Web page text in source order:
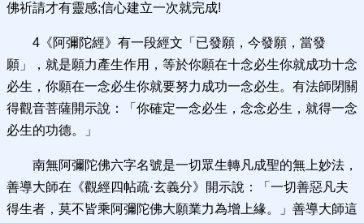
佛祈請才有靈感;信心建立一次就完成!
4《阿彌陀經》有一段經文「已發願，今發願，當發
願」，就是願力產生作用，等於你願在十念必生你就成功十念
必生，你願在一念必生你就要努力成功一念必生。有法師閉關
得觀音菩薩開示說：「你確定一念必生，念念必生，就得一念
必生的功德。」
南無阿彌陀佛六字名號是一切眾生轉凡成聖的無上妙法，
善導大師在《觀經四帖疏·玄義分》開示說：「一切善惡凡夫
得生者，莫不皆乘阿彌陀佛大願業力為增上緣。」善導大師這